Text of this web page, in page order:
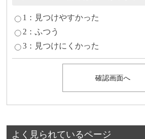
1：見つけやすかった
2：ふつう
3：見つけにくかった
よく見られているページ